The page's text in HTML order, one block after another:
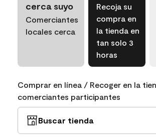
cerca suyo
Comerciantes
locales cerca
Recoja su
compra en
la tienda en
tan solo 3
horas
Comprar en línea / Recoger en la
comerciantes participantes
Buscar tienda